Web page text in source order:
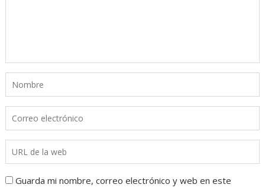
Guarda mi nombre, correo electrónico y web en este